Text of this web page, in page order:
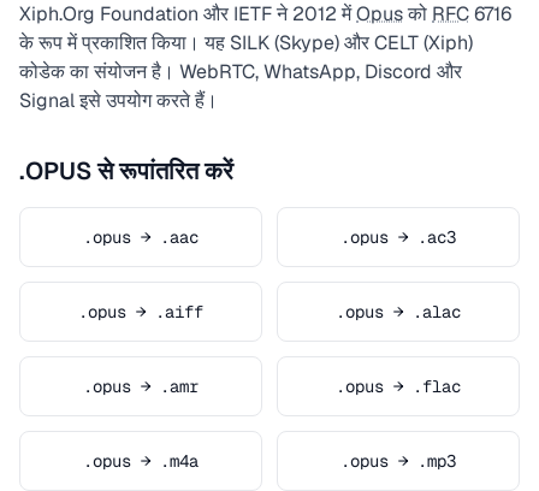
Xiph.Org Foundation और IETF ने 2012 मेंOpusको RFC6716
के रूप में प्रकाशित किया। यह SILK (Skype) और CELT (Xiph)
कोडेक का संयोजन है। WebRTC, WhatsApp, Discord और
Signal इसे उपयोग करते हैं।
.OPUS से रूपांतरित करें
.opus → .aac .opus → .ac3
.opus → .aiff .opus → .alac
.opus → .amr .opus → .flac
.opus → .m4a .opus → .mp3